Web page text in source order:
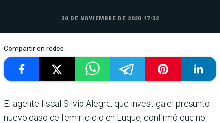
30 DE NOVIEMBRE DE 2020 17:32
Compartir en redes
El agente fiscal Silvio Alegre, que investiga el presunto
nuevo caso de feminicidio en Luque, confirmó que no